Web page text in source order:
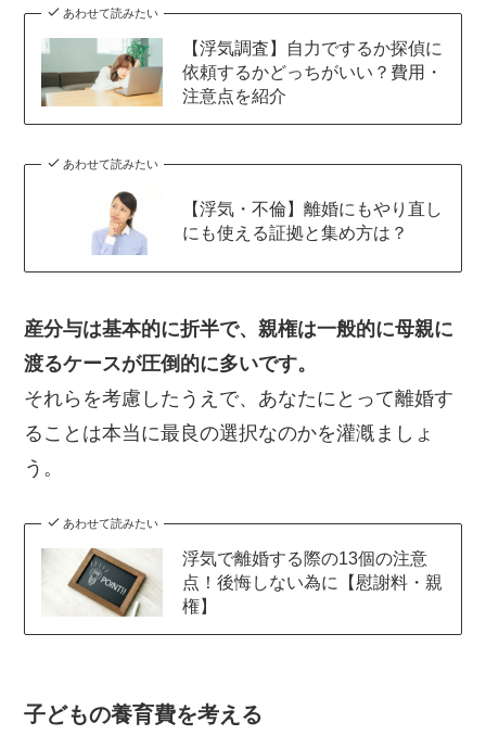
あわせて読みたい
【浮気調査】自力でするか探偵に
依頼するかどっちがいい？費用・
注意点を紹介
あわせて読みたい
【浮気・不倫】離婚にもやり直し
にも使える証拠と集め方は？
産分与は基本的に折半で、親権は一般的に母親に
渡るケースが圧倒的に多いです。
それらを考慮したうえで、あなたにとって離婚す
ることは本当に最良の選択なのかを灌漑ましょ
う。
あわせて読みたい
浮気で離婚する際の13個の注意
点！後悔しない為に【慰謝料・親
権】
子どもの養育費を考える